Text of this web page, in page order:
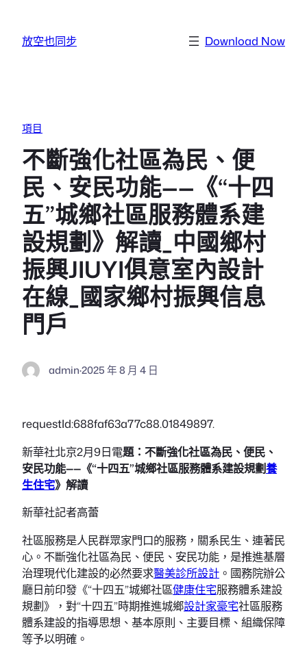
放空也同步 Download Now
項目
不斷強化社區為民、便
民、安民功能——《“十四
五”城鄉社區服務體系建
設規劃》解讀_中國鄉村
振興JIUYI俱意室內設計
在線_國家鄉村振興信息
門戶
admin·2025 年 8 月 4 日
requestId:688faf63a77c88.01849897.
新華社北京2月9日電題：不斷強化社區為民、便民、
安民功能——《“十四五”城鄉社區服務體系建設規劃養
生住宅》解讀
新華社記者高蕾
社區服務是人民群眾家門口的服務，關系民生、連著民
心。不斷強化社區為民、便民、安民功能，是推進基層
治理現代化建設的必然要求醫美診所設計 。國務院辦公
廳日前印發《“十四五”城鄉社區健康住宅服務體系建設
規劃》，對“十四五”時期推進城鄉設計家豪宅社區服務
體系建設的指導思想、基本原則、主要目標、組織保障
等予以明確。